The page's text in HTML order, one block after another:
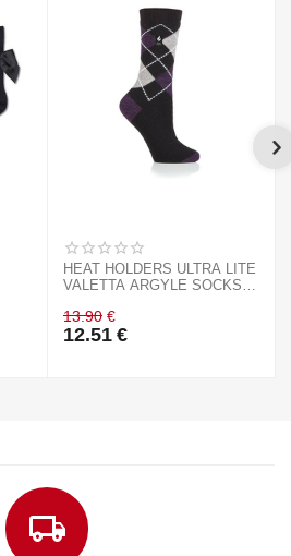
HEAT HOLDERS ULTRA LITE
VALETTA ARGYLE SOCKS
13.90 €
12.51 €